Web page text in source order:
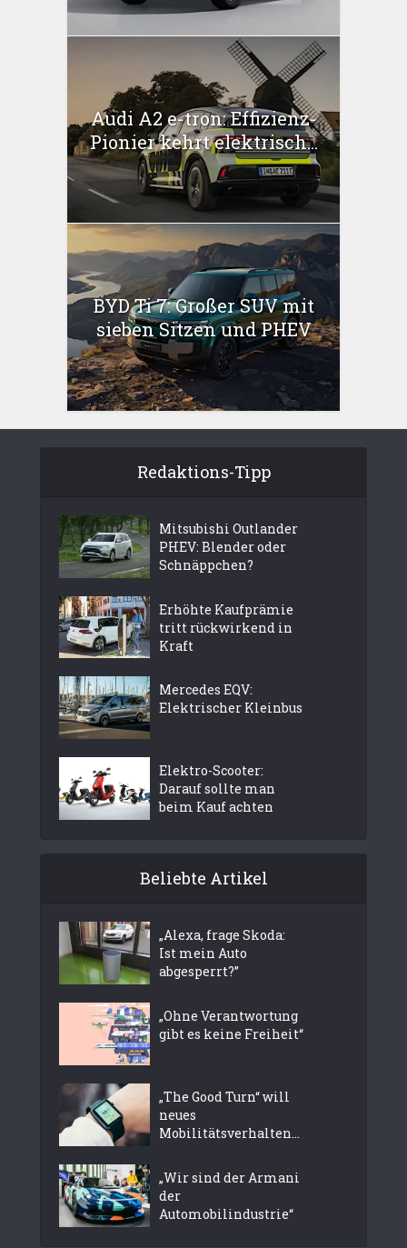
Audi A2 e-tron: Effizienz-
Pionier kehrt elektrisch...
BYD Ti 7: Großer SUV mit
sieben Sitzen und PHEV
Redaktions-Tipp
Mitsubishi Outlander
PHEV: Blender oder
Schnäppchen?
Erhöhte Kaufprämie
tritt rückwirkend in
Kraft
Mercedes EQV:
Elektrischer Kleinbus
Elektro-Scooter:
Darauf sollte man
beim Kauf achten
Beliebte Artikel
„Alexa, frage Skoda:
Ist mein Auto
abgesperrt?”
„Ohne Verantwortung
gibt es keine Freiheit“
„The Good Turn“ will
neues
Mobilitätsverhalten...
„Wir sind der Armani
der
Automobilindustrie“